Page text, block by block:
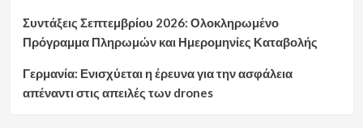
Συντάξεις Σεπτεμβρίου 2026: Ολοκληρωμένο
Πρόγραμμα Πληρωμών και Ημερομηνίες Καταβολής
Γερμανία: Ενισχύεται η έρευνα για την ασφάλεια
απέναντι στις απειλές των drones